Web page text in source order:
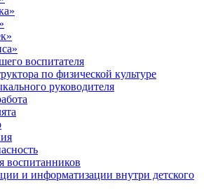
воспитателя
по физической культуре
руководителя
воспитанников
и информатизации внутри детского